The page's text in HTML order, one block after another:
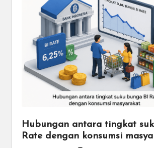
Hubungan antara tingkat
Rate dengan konsumsi